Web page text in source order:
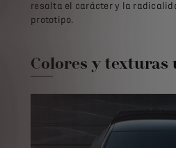
resalta el carácter y la
prototipo.
Colores y texturas